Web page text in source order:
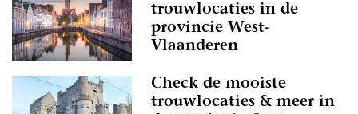
trouwlocaties in de
provincie West-
Vlaanderen
Check de mooiste
trouwlocaties & meer in